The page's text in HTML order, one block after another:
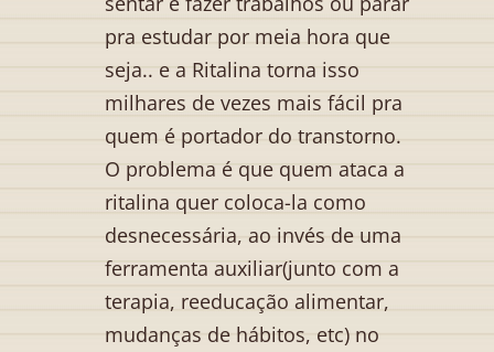
pra estudar por meia hora que
seja.. e a Ritalina torna isso
milhares de vezes mais fácil pra
quem é portador do transtorno.
O problema é que quem ataca a
ritalina quer coloca-la como
desnecessária, ao invés de uma
ferramenta auxiliar(junto com a
terapia, reeducação alimentar,
mudanças de hábitos, etc) no